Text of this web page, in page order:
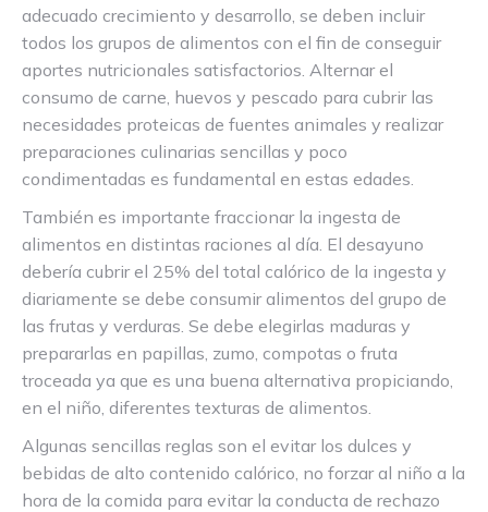
adecuado crecimiento y desarrollo, se deben incluir
todos los grupos de alimentos con el fin de conseguir
aportes nutricionales satisfactorios. Alternar el
consumo de carne, huevos y pescado para cubrir las
necesidades proteicas de fuentes animales y realizar
preparaciones culinarias sencillas y poco
condimentadas es fundamental en estas edades.
También es importante fraccionar la ingesta de
alimentos en distintas raciones al día. El desayuno
debería cubrir el 25% del total calórico de la ingesta y
diariamente se debe consumir alimentos del grupo de
las frutas y verduras. Se debe elegirlas maduras y
prepararlas en papillas, zumo, compotas o fruta
troceada ya que es una buena alternativa propiciando,
en el niño, diferentes texturas de alimentos.
Algunas sencillas reglas son el evitar los dulces y
bebidas de alto contenido calórico, no forzar al niño a la
hora de la comida para evitar la conducta de rechazo